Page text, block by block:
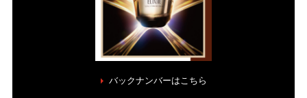
バックナンバーはこちら